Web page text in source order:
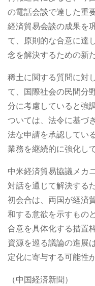
の電話会談で達した重
経済貿易会談の成果を
て、原則的な合意に達
念を解決するための新
稀土に関する質問に対
て、国際社会の民間分
分に考慮していると強
ついては、法令に基づ
法な申請を承認してい
業務を継続的に強化し
中米経済貿易協議メカ
対話を通じて解決する
初会合は、両国が経済
和する意欲を示すもの
合意を具体化する措置
資源を巡る議論の進展
定化に寄与する可能性
（中国経済新聞）